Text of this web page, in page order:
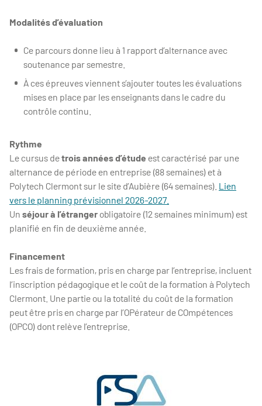
Modalités d’évaluation
Ce parcours donne lieu à 1 rapport d’alternance avec
soutenance par semestre.
À ces épreuves viennent s’ajouter toutes les évaluations
mises en place par les enseignants dans le cadre du
contrôle continu.
Rythme
Le cursus detrois années d’étude est caractérisé par une
alternance de période en entreprise (88 semaines) et à
Polytech Clermont sur le site d’Aubière (64 semaines). Lien
vers le planning prévisionnel 2026-2027.
Un séjour à l’étrangerobligatoire (12 semaines minimum) est
planifié en fin de deuxième année.
Financement
Les frais de formation, pris en charge par l’entreprise, incluent
l’inscription pédagogique et le coût de la formation à Polytech
Clermont. Une partie ou la totalité du coût de la formation
peut être pris en charge par l’OPérateur de COmpétences
(OPCO) dont relève l’entreprise.